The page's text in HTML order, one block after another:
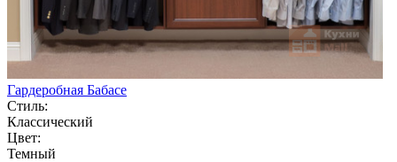
Гардеробная Бабасе
Стиль:
Классический
Цвет:
Темный